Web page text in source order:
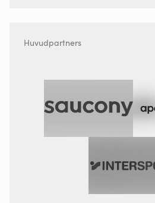
Huvudpartners